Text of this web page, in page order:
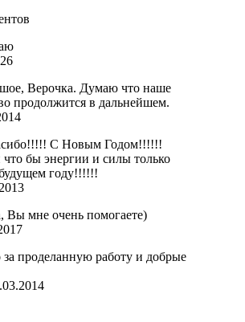
Верочка. Думаю что наше
продолжится в дальнейшем.
С Новым Годом!!!!!!
что бы энергии и силы только
году!!!!!!
Вы мне очень помогаете)
за проделанную работу и добрые